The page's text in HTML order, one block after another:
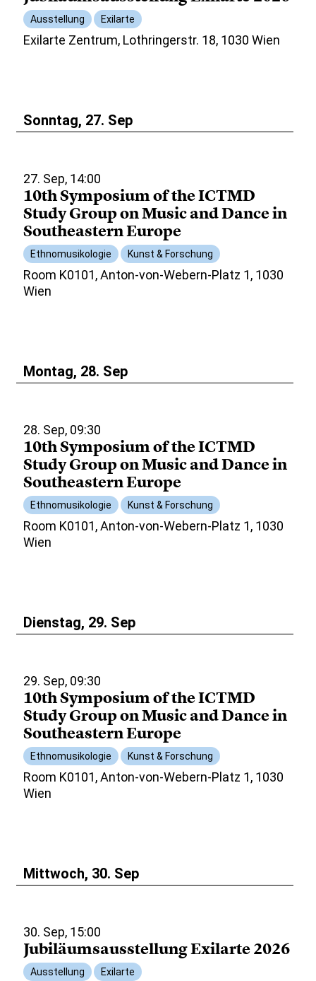
Ausstellung Exilarte
Exilarte Zentrum, Lothringerstr. 18, 1030 Wien
Sonntag, 27. Sep
27. Sep, 14:00
10th Symposium of the ICTMD
Study Group on Music and Dance in
Southeastern Europe
Ethnomusikologie Kunst & Forschung
Room K0101, Anton-von-Webern-Platz 1, 1030
Wien
Montag, 28. Sep
28. Sep, 09:30
10th Symposium of the ICTMD
Study Group on Music and Dance in
Southeastern Europe
Ethnomusikologie Kunst & Forschung
Room K0101, Anton-von-Webern-Platz 1, 1030
Wien
Dienstag, 29. Sep
29. Sep, 09:30
10th Symposium of the ICTMD
Study Group on Music and Dance in
Southeastern Europe
Ethnomusikologie Kunst & Forschung
Room K0101, Anton-von-Webern-Platz 1, 1030
Wien
Mittwoch, 30. Sep
30. Sep, 15:00
Jubiläumsausstellung Exilarte 2026
Ausstellung Exilarte